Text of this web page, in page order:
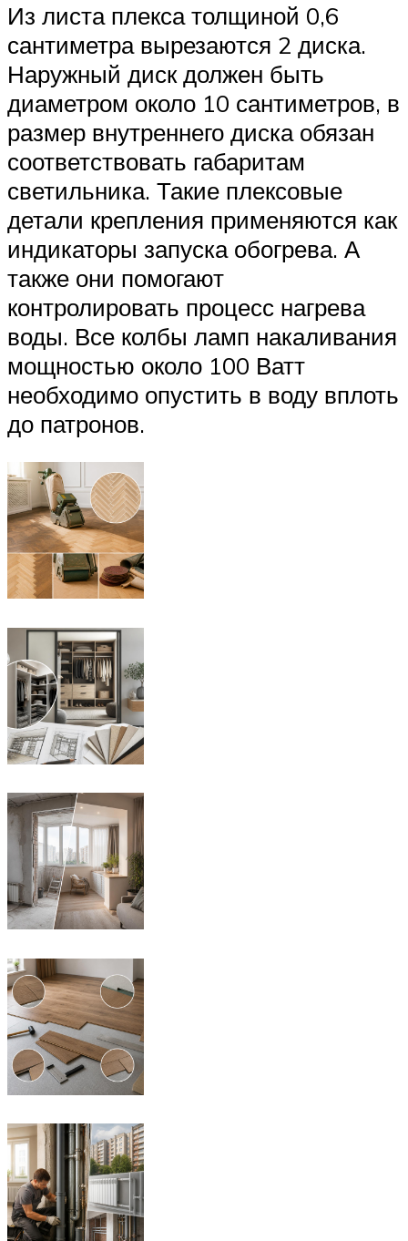
Из листа плекса толщиной 0,6
сантиметра вырезаются 2 диска.
Наружный диск должен быть
диаметром около 10 сантиметров, в
размер внутреннего диска обязан
соответствовать габаритам
светильника. Такие плексовые
детали крепления применяются как
индикаторы запуска обогрева. А
также они помогают
контролировать процесс нагрева
воды. Все колбы ламп накаливания
мощностью около 100 Ватт
необходимо опустить в воду вплоть
до патронов.